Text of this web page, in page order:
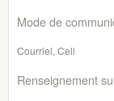
Mode de
Courriel, Cell
Renseignement